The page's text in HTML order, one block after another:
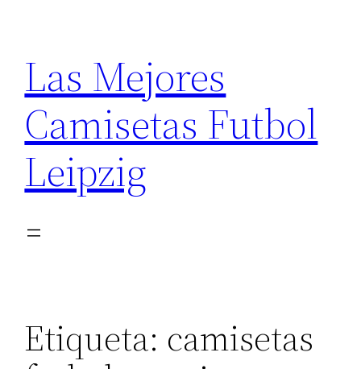
contenido
Las Mejores
Camisetas Futbol
Leipzig
Etiqueta: camisetas